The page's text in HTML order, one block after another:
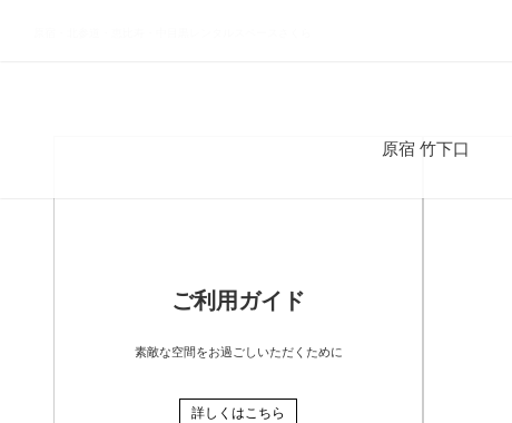
原宿 竹下口
ご利用ガイド
素敵な空間をお過ごしいただくために
詳しくはこちら